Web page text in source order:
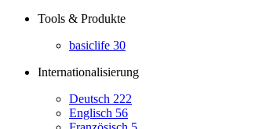
Tools & Produkte
basiclife 30
Internationalisierung
Deutsch 222
Englisch 56